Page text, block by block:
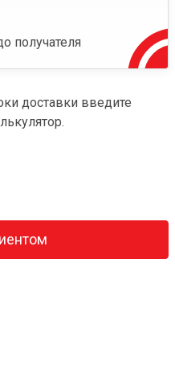
получателя
доставки введите